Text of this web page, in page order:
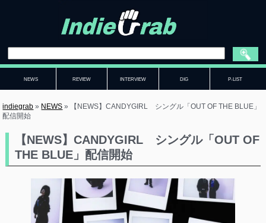
NEWS REVIEW INTERVIEW DIG P-LIST
indiegrab » NEWS »
【NEWS】CANDYGIRL シングル「OUT OF THE BLUE」
配信開始
【NEWS】CANDYGIRL シングル「OUT OF
THE BLUE」配信開始